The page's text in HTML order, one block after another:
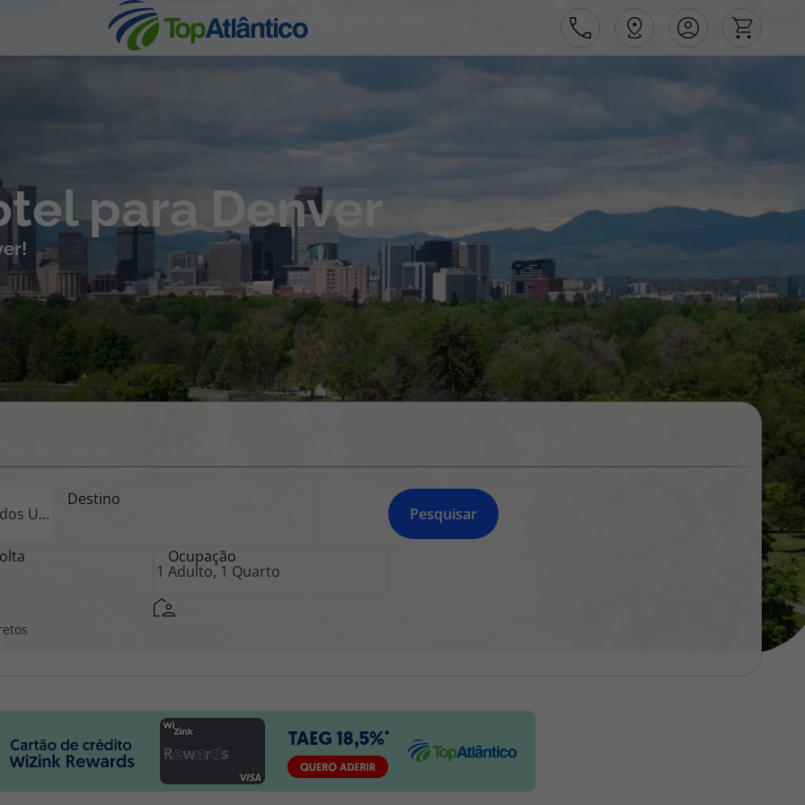
Área de Cliente
Agências
Contactos
Apoio ao cliente em Portugal
218 925 471
Apoio ao cliente no Estrangeiro
facilidade na marcação das suas viagens, tem ainda ao seu
dispor o nosso call center a funcionar todos os dias úteis das
10:00 às 20:00 e Sábado das 10:00 às 14:00.
para Denver
Destino
Ocupação
Pesquisar